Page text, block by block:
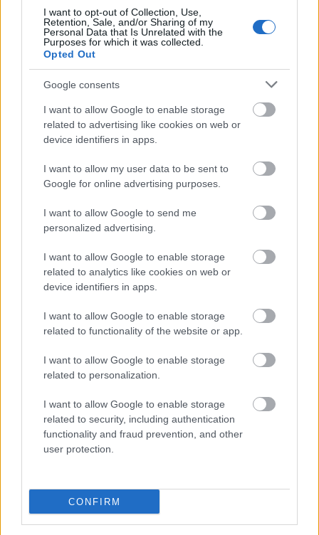
I want to opt-out of Collection, Use,
Retention, Sale, and/or Sharing of my
Personal Data that Is Unrelated with the
Purposes for which it was collected.
Opted Out
Google consents
I want to allow Google to enable storage
related to advertising like cookies on web or
device identifiers in apps.
I want to allow my user data to be sent to
Google for online advertising purposes.
I want to allow Google to send me
personalized advertising.
I want to allow Google to enable storage
related to analytics like cookies on web or
device identifiers in apps.
I want to allow Google to enable storage
related to functionality of the website or app.
I want to allow Google to enable storage
related to personalization.
I want to allow Google to enable storage
related to security, including authentication
functionality and fraud prevention, and other
user protection.
CONFIRM
fiú modell, casting
Te jó modellnek tartod magad?
Sajnos ezt nem tudom, viszont azt igen, hogy nyitott
vagyok mindenre ami ezen a területen nagyon
fontos. Mivel nem mindegy, hogy úgy veszel fel egy
ruhát, hogy már vennéd is le, vagy pedig érdekesnek
találod, esetleg tetszik is; mert az látszik rajtad és
Mi számodra az álom meló?
vagyok. Nagyon élvezem, hogy minden haj és
smink próbán új emberekkel ismerkedek meg,
mindenki nagyon jó fej és kedves, a ruhákat